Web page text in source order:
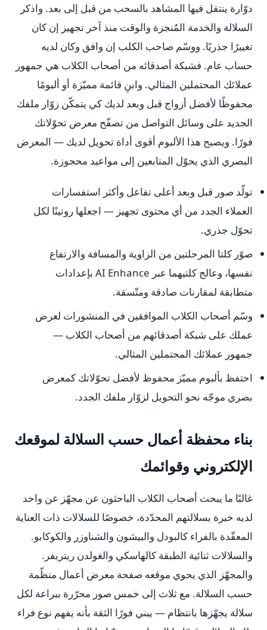
دوّارة ينتقل فيها المشاهد بالسحب من قبل إلى بعد. واذكر
السلالة والخدمة المُنجزة والوقت منذ آخر تجهيز إن كان
تغييرًا جذريًا. ووسّم صاحب الكلب إن وافق وكان لديه
حساب عام. فشبكة أصدقائه من أصحاب الكلاب هي جمهور
عملائك المحتملين المثالي. وابنِ قائمة مميّزة أو ألبومًا
محفوظًا لأفضل أزواج قبل وبعد لديك كي يتمكّن زوّار ملفك
الجديد على وسائل التواصل من تصفّح معرض تحوّلاتك
فورًا. ويصبح هذا الألبوم أقوى أداة تحويل لديك — المعرض
البصري الذي يحوّل المتابعين إلى مواعيد محجوزة.
تولّد صور قبل وبعد أعلى تفاعل وأكثر استفسارات
العملاء الجدد من أي محتوى تجهيز — اجعلها روتينًا لكل
تحوّل جذري.
صوّر كلتا المرحلتين من الزاوية والمسافة والارتفاع
نفسها، وعالج كلتيهما عبر AI Enhance بإعدادات
متطابقة لمقارنات صادقة ومتّسقة.
وسّم أصحاب الكلاب الموافقين في المنشورات لعرض
عملك على شبكة أصدقائهم من أصحاب الكلاب —
جمهور عملائك المحتملين المثالي.
احتفظ بألبوم مميّز محفوظ لأفضل تحوّلاتك كمعرض
بصري موجّه نحو التحويل لزوّار ملفك الجدد.
بناء محفظة أعمال حسب السلالة لموقعك
الإلكتروني وقوائمك
غالبًا ما يبحث أصحاب الكلاب الباحثون عن مجهّز عن واحد
لديه خبرة بسلالتهم المحدّدة، خصوصًا للسلالات ذات العناية
المعقّدة بالفراء كالبودل والبيشون والشناوزر والكوكابو.
والسلالات ثنائية الطبقة كالهاسكي والغولدن ريتريفر.
والمجهّز الذي يحوي موقعه صفحة معرض أعمال منظّمة
حسب السلالة. مع ثلاث إلى خمس صور محرّرة ببراعة لكل
سلالة يجهّزها بانتظام — يبني فورًا الثقة بأنه يفهم نوع فراء